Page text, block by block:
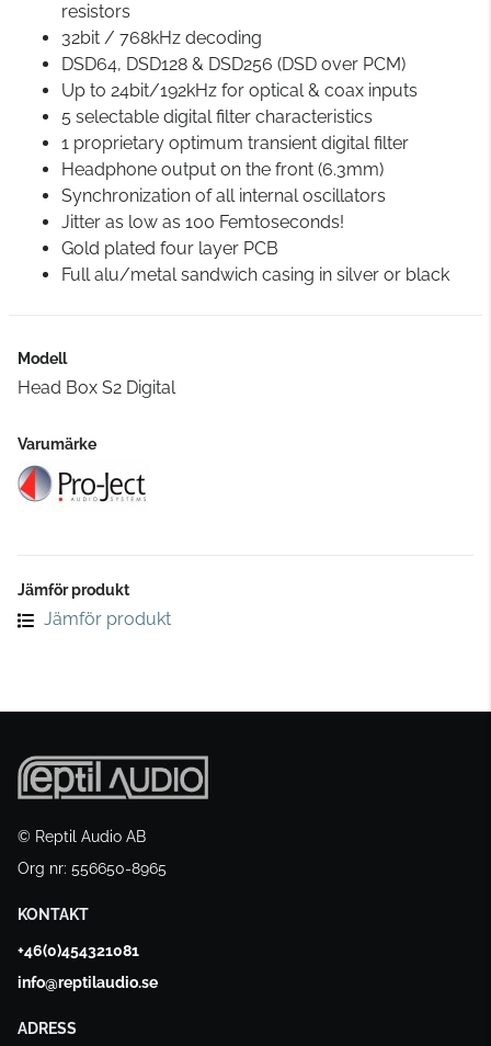
resistors
32bit / 768kHz decoding
DSD64, DSD128 & DSD256 (DSD over PCM)
Up to 24bit/192kHz for optical & coax inputs
5 selectable digital filter characteristics
1 proprietary optimum transient digital filter
Headphone output on the front (6.3mm)
Synchronization of all internal oscillators
Jitter as low as 100 Femtoseconds!
Gold plated four layer PCB
Full alu/metal sandwich casing in silver or black
Modell
Head Box S2 Digital
Varumärke
Jämför produkt
Jämför produkt
© Reptil Audio AB
Org nr: 556650-8965
KONTAKT
+46(0)454321081
info@reptilaudio.se
ADRESS